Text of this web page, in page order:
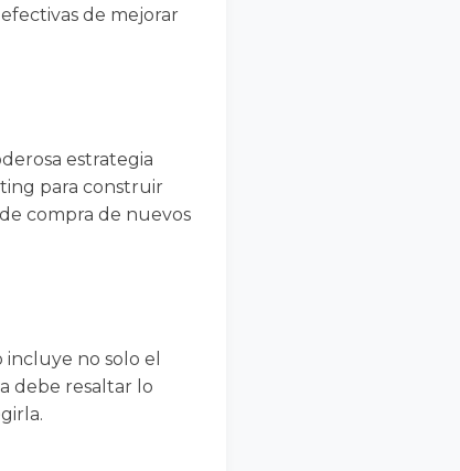
de mejorar
estrategia
para construir
compra de nuevos
no solo el
debe resaltar lo